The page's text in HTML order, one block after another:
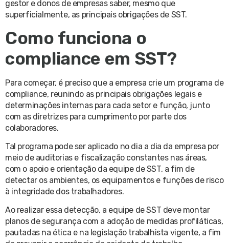
gestor e donos de empresas saber, mesmo que
superficialmente, as principais obrigações de SST.
Como funciona o
compliance em SST?
Para começar, é preciso que a empresa crie um programa de
compliance, reunindo as principais obrigações legais e
determinações internas para cada setor e função, junto
com as diretrizes para cumprimento por parte dos
colaboradores.
Tal programa pode ser aplicado no dia a dia da empresa por
meio de auditorias e fiscalização constantes nas áreas,
com o apoio e orientação da equipe de SST, a fim de
detectar os ambientes, os equipamentos e funções de risco
à integridade dos trabalhadores.
Ao realizar essa detecção, a equipe de SST deve montar
planos de segurança com a adoção de medidas profiláticas,
pautadas na ética e na legislação trabalhista vigente, a fim